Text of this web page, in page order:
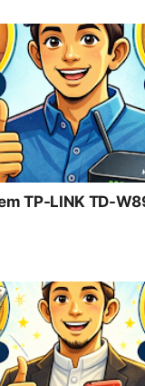
TP-LINK TD-